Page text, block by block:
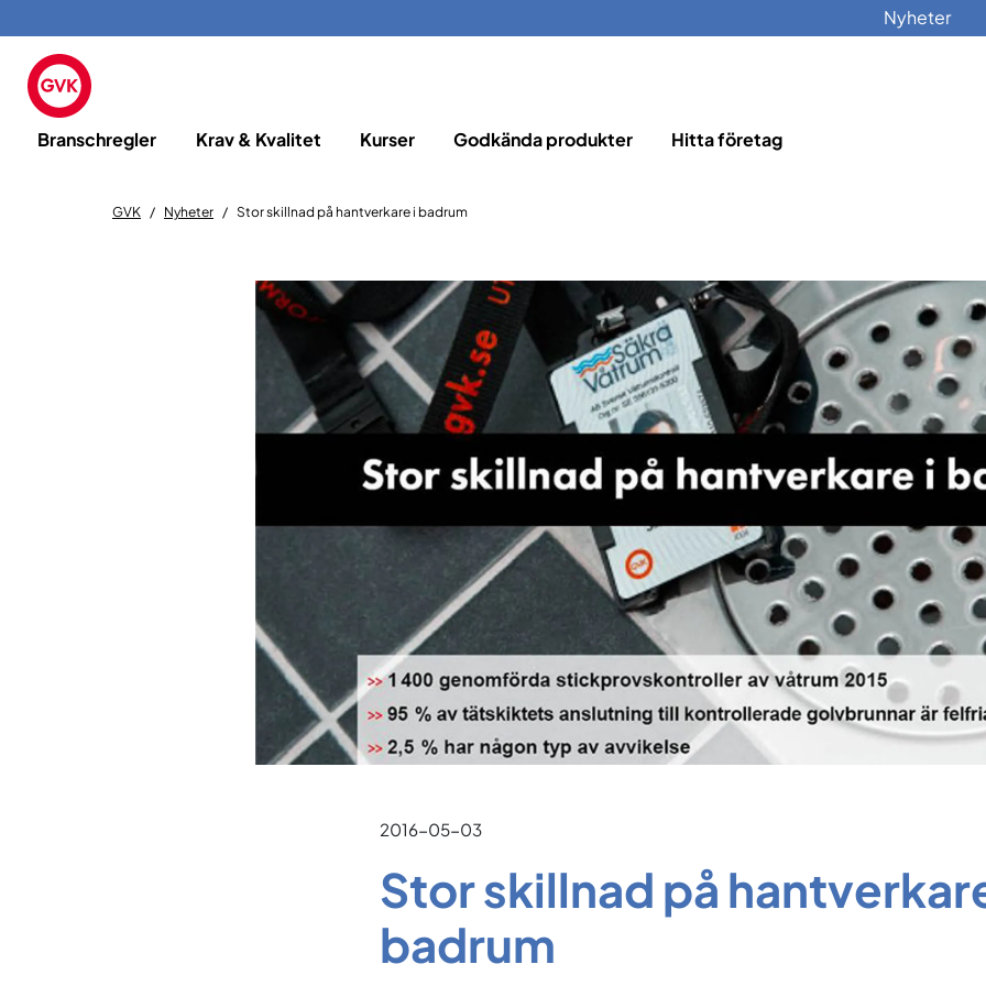
Nyheter
Branschregler Krav & Kvalitet Kurser Godkända produkter Hitta företag
GVK Nyheter Stor skillnad på hantverkare i badrum
2016-05-03
Stor skillnad på
badrum